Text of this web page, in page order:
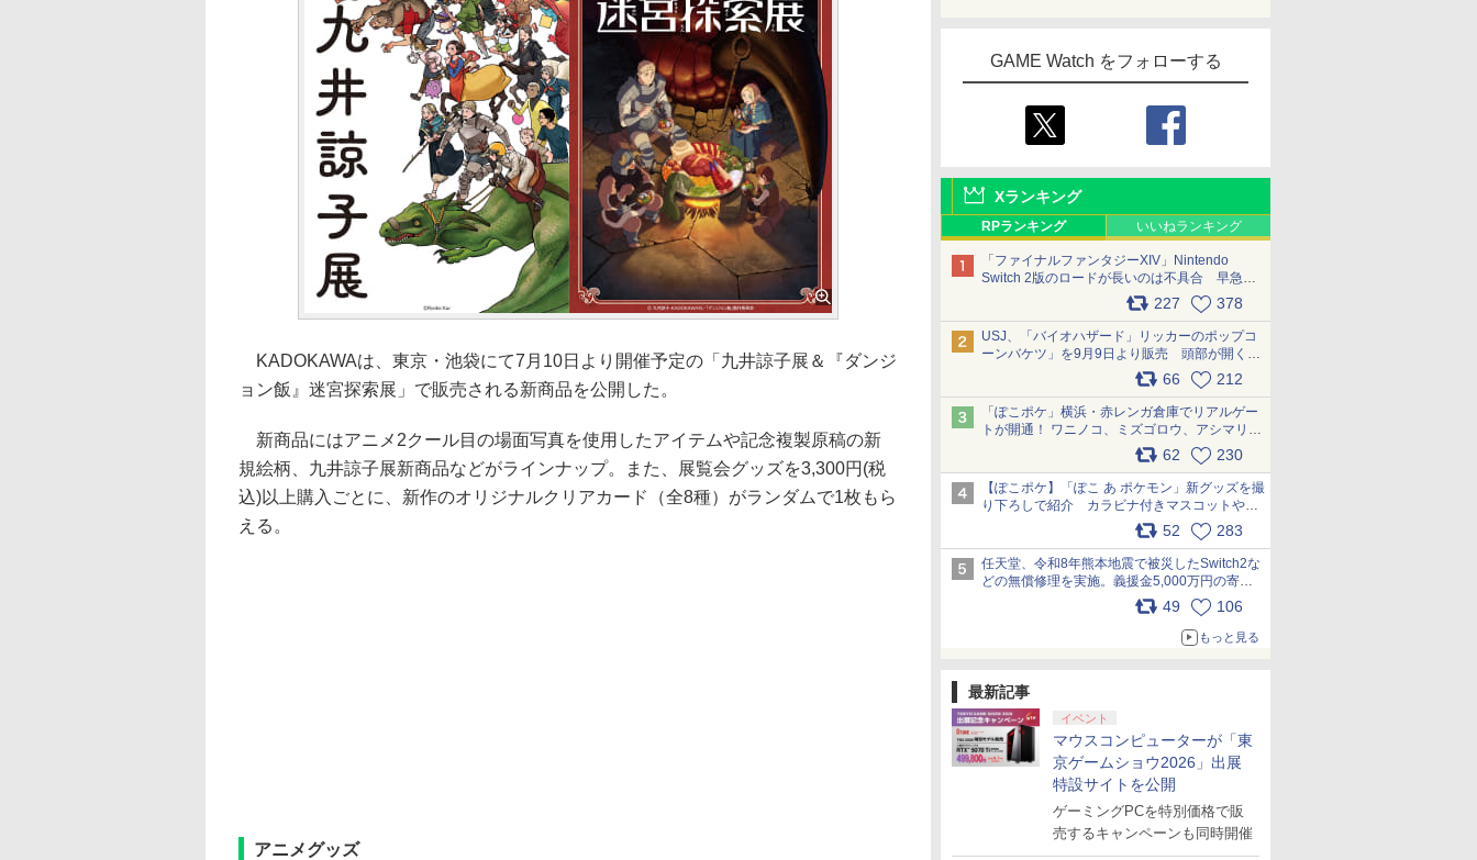
GAME Watch をフォローする
Xランキング
RPランキング いいねランキング
「ファイナルファンタジーXIV」Nintendo
Switch 2版のロードが長いのは不具合 早急に
アップデートできるよう対応中227 378
USJ、「バイオハザード」リッカーのポップコ
ーンバケツ」を9月9日より販売 頭部が開く仕
組み。味は恐怖を堪のう「味噌フレーバー」
66 212
「ぽこポケ」横浜・赤レンガ倉庫でリアルゲー
トが開通！ ワニノコ、ミズゴロウ、アシマリ登
場シーンをレポート pic.x.com/LDgEByVl6D
62 230
【ぽこポケ】「ぽこ あ ポケモン」新グッズを撮
り下ろしで紹介 カラビナ付きマスコットやス
52 283
任天堂、令和8年熊本地震で被災したSwitch2な
どの無償修理を実施。義援金5,000万円の寄付
も発表 pic.x.com/BAYsMfUfUC
49 106
もっと見る
最新記事
イベント
マウスコンピューターが「東
京ゲームショウ2026」出展
特設サイトを公開
ゲーミングPCを特別価格で販
売するキャンペーンも同時開催
KADOKAWAは、東京・池袋にて7月10日より開催予定の「九井諒子展＆『ダンジ
ョン飯』迷宮探索展」で販売される新商品を公開した。
新商品にはアニメ2クール目の場面写真を使用したアイテムや記念複製原稿の新
規絵柄、九井諒子展新商品などがラインナップ。また、展覧会グッズを3,300円(税
込)以上購入ごとに、新作のオリジナルクリアカード（全8種）がランダムで1枚もら
える。
アニメグッズ